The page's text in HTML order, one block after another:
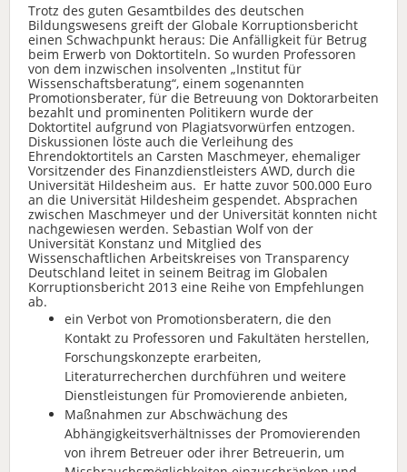
Trotz des guten Gesamtbildes des deutschen
Bildungswesens greift der Globale Korruptionsbericht
einen Schwachpunkt heraus: Die Anfälligkeit für Betrug
beim Erwerb von Doktortiteln. So wurden Professoren
von dem inzwischen insolventen „Institut für
Wissenschaftsberatung“, einem sogenannten
Promotionsberater, für die Betreuung von Doktorarbeiten
bezahlt und prominenten Politikern wurde der
Doktortitel aufgrund von Plagiatsvorwürfen entzogen.
Diskussionen löste auch die Verleihung des
Ehrendoktortitels an Carsten Maschmeyer, ehemaliger
Vorsitzender des Finanzdienstleisters AWD, durch die
Universität Hildesheim aus. Er hatte zuvor 500.000 Euro
an die Universität Hildesheim gespendet. Absprachen
zwischen Maschmeyer und der Universität konnten nicht
nachgewiesen werden. Sebastian Wolf von der
Universität Konstanz und Mitglied des
Wissenschaftlichen Arbeitskreises von Transparency
Deutschland leitet in seinem Beitrag im Globalen
Korruptionsbericht 2013 eine Reihe von Empfehlungen
ab.
ein Verbot von Promotionsberatern, die den
Kontakt zu Professoren und Fakultäten herstellen,
Forschungskonzepte erarbeiten,
Literaturrecherchen durchführen und weitere
Dienstleistungen für Promovierende anbieten,
Maßnahmen zur Abschwächung des
Abhängigkeitsverhältnisses der Promovierenden
von ihrem Betreuer oder ihrer Betreuerin, um